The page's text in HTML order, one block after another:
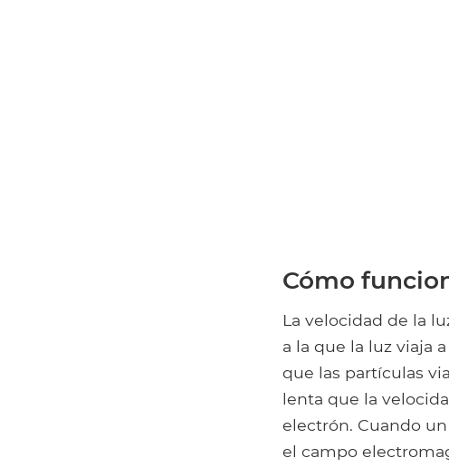
Cómo
La velocidad de la
a la que la luz viaja
que las partículas
lenta que la
electrón. Cuando
el campo